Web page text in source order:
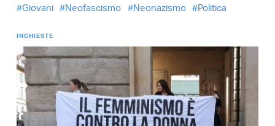
Giovani
Neofascismo Neonazismo Politica
INCHIESTE